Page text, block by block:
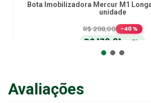
Bota Imobilizadora Mercur M1
unidade
R$298,00 -40%
R$170,91no Pix
179 90 em até
Adicionar ao Carrinho
Avaliações